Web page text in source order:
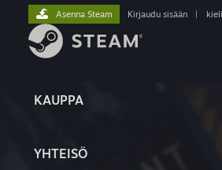
KAUPPA
YHTEISÖ
Asenna Steam Kirjaudu sisään kieli